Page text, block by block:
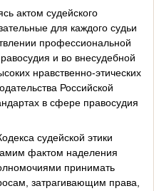
актом судейского
для каждого судьи
профессиональной
и во внесудебной
нравственно-этических
Российской
в сфере правосудия
судейской этики
фактом наделения
принимать
затрагивающим права,